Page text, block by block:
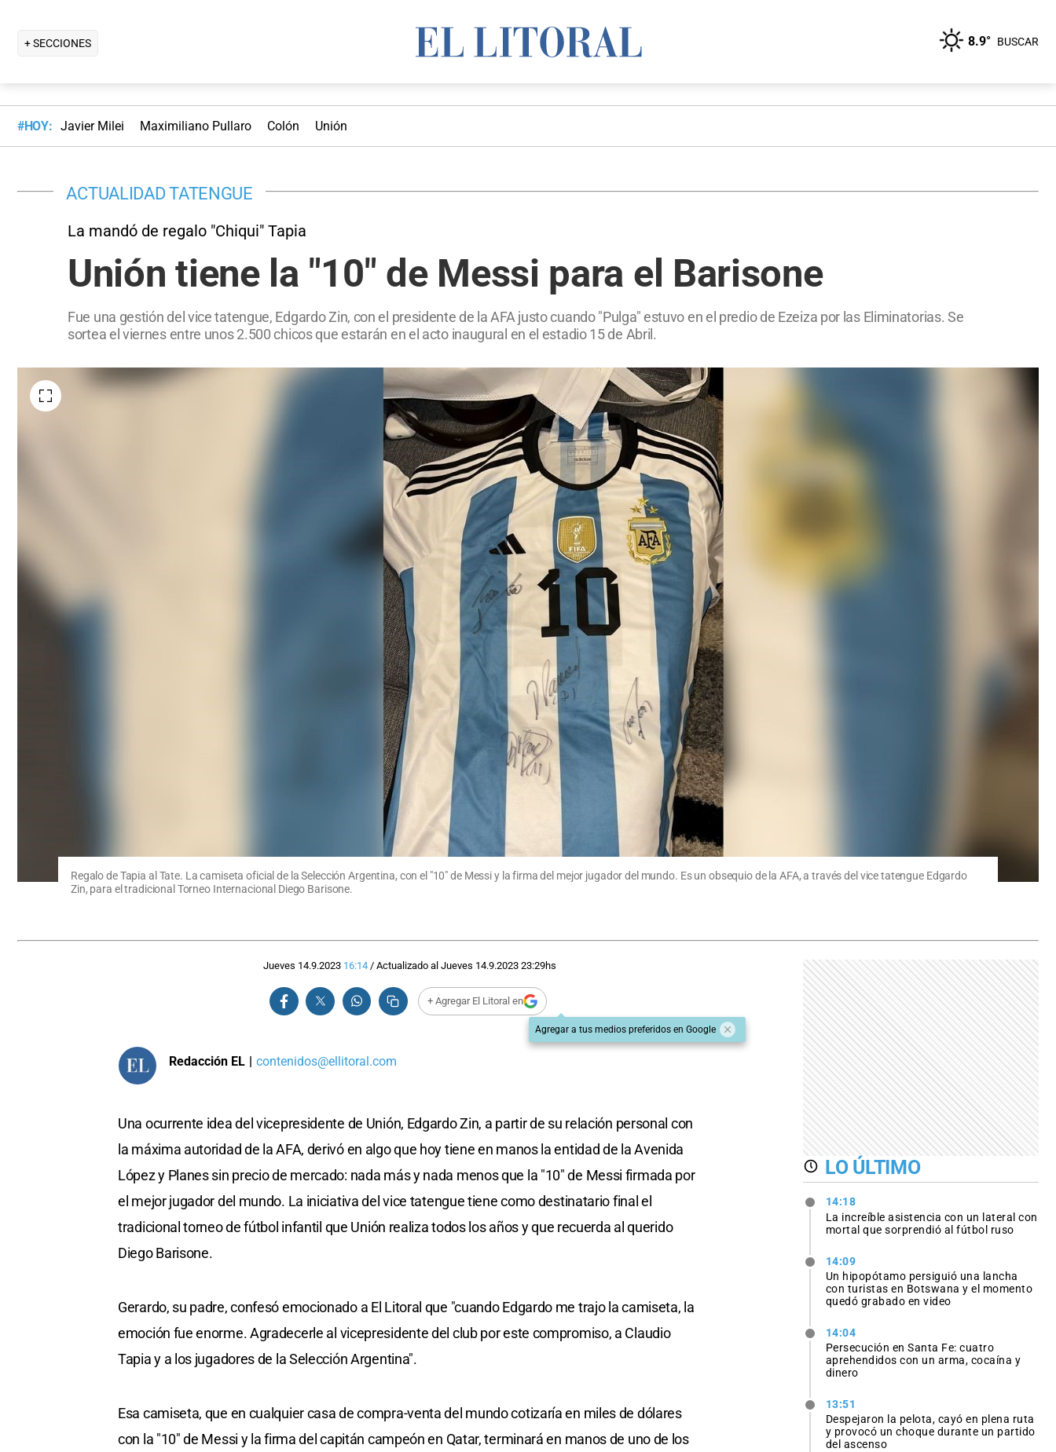
+ SECCIONES 8.9° BUSCAR
#HOY: Javier Milei Maximiliano Pullaro Colón Unión
ACTUALIDAD TATENGUE
La mandó de regalo "Chiqui" Tapia
Unión tiene la "10" de Messi para el Barisone
Fue una gestión del vice tatengue, Edgardo Zin, con el presidente de la AFA justo cuando "Pulga" estuvo en el predio de Ezeiza por las Eliminatorias. Se
sortea el viernes entre unos 2.500 chicos que estarán en el acto inaugural en el estadio 15 de Abril.
Regalo de Tapia al Tate. La camiseta oficial de la Selección Argentina, con el "10" de Messi y la firma del mejor jugador del mundo. Es un obsequio de la AFA, a través del vice tatengue Edgardo
Zin, para el tradicional Torneo Internacional Diego Barisone.
Jueves 14.9.2023 16:14/ Actualizado al Jueves 14.9.2023 23:29hs
+ Agregar El Litoral en
Agregar a tus medios preferidos en Google
Redacción EL | contenidos@ellitoral.com
Una ocurrente idea del vicepresidente de Unión, Edgardo Zin, a partir de su relación personal con
la máxima autoridad de la AFA, derivó en algo que hoy tiene en manos la entidad de la Avenida
López y Planes sin precio de mercado: nada más y nada menos que la "10" de Messi firmada por
el mejor jugador del mundo. La iniciativa del vice tatengue tiene como destinatario final el
tradicional torneo de fútbol infantil que Unión realiza todos los años y que recuerda al querido
Diego Barisone.
Gerardo, su padre, confesó emocionado a El Litoral que "cuando Edgardo me trajo la camiseta, la
emoción fue enorme. Agradecerle al vicepresidente del club por este compromiso, a Claudio
Tapia y a los jugadores de la Selección Argentina".
Esa camiseta, que en cualquier casa de compra-venta del mundo cotizaría en miles de dólares
con la "10" de Messi y la firma del capitán campeón en Qatar, terminará en manos de uno de los
LO ÚLTIMO
14:18
La increíble asistencia con un lateral con
mortal que sorprendió al fútbol ruso
14:09
Un hipopótamo persiguió una lancha
con turistas en Botswana y el momento
quedó grabado en video
14:04
Persecución en Santa Fe: cuatro
aprehendidos con un arma, cocaína y
dinero
13:51
Despejaron la pelota, cayó en plena ruta
y provocó un choque durante un partido
del ascenso